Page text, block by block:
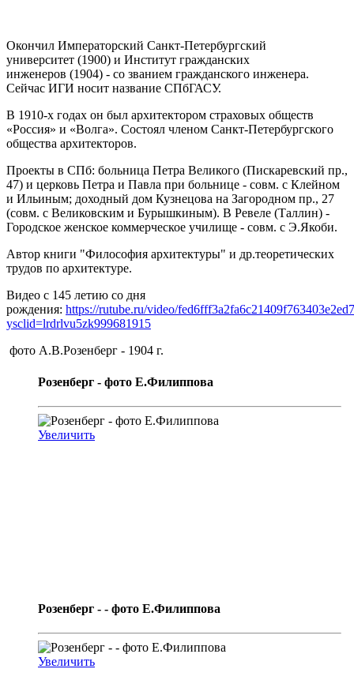
Окончил Императорский Санкт-Петербургский
университет (1900) и Институт гражданских
инженеров (1904) - со званием гражданского инженера.
Сейчас ИГИ носит название СПбГАСУ.
В 1910-х годах он был архитектором страховых обществ
«Россия» и «Волга». Состоял членом Санкт-Петербургского
общества архитекторов.
Проекты в СПб: больница Петра Великого (Пискаревский пр.,
47) и церковь Петра и Павла при больнице - совм. с Клейном
и Ильиным; доходный дом Кузнецова на Загородном пр., 27
(совм. с Великовским и Бурышкиным). В Ревеле (Таллин) -
Городское женское коммерческое училище - совм. с Э.Якоби.
Автор книги "Философия архитектуры" и др.теоретических
трудов по архитектуре.
Видео с 145 летию со дня
рождения: https://rutube.ru/video/
ysclid=lrdrlvu5zk999681915
фото А.В.Розенберг - 1904 г.
Розенберг - фото Е.Филиппова
Увеличить
Розенберг - - фото Е.Филиппова
Увеличить